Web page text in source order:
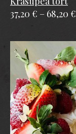
37,20 € – 68,20 €